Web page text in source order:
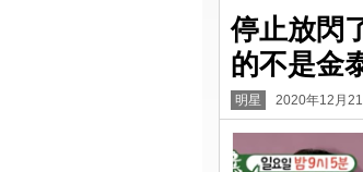
停止放閃
的不是金
明星 2020年12月